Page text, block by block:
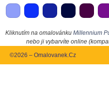
Kliknutím na omalovánku Millennium
nebo ji vybarvíte online
©2026 – Omalovanek.Cz